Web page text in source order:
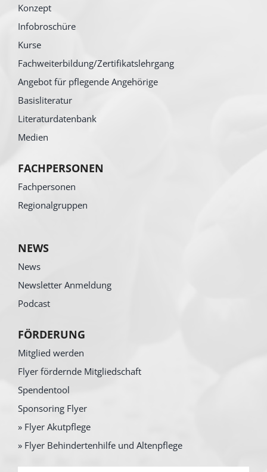
Konzept
Infobroschüre
Kurse
Fachweiterbildung/Zertifikatslehrgang
Angebot für pflegende Angehörige
Basisliteratur
Literaturdatenbank
Medien
FACHPERSONEN
Fachpersonen
Regionalgruppen
NEWS
News
Newsletter Anmeldung
Podcast
FÖRDERUNG
Mitglied werden
Flyer fördernde Mitgliedschaft
Spendentool
Sponsoring Flyer
» Flyer Akutpflege
» Flyer Behindertenhilfe und Altenpflege